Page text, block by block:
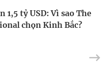
1,5 tỷ USD: Vì sao The
chọn Kinh Bắc?
136: 10 Sự kiện kinh
vào vốn FDI